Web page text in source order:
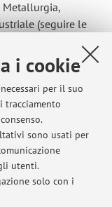
i cookie
per il suo
tracciamento
sono usati per
utenti.
solo con i
Metallurgia,
(seguire le
M